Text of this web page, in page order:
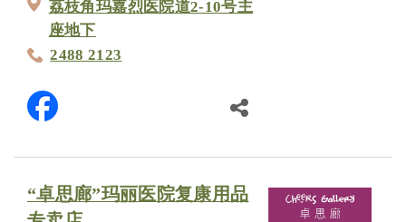
荔枝角玛嘉烈医院道2-10号主
座地下
2488 2123
“卓思廊”玛丽医院复康用品